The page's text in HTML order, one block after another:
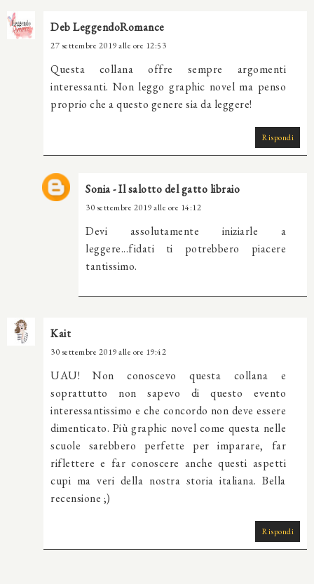
Deb LeggendoRomance
27 settembre 2019 alle ore 12:53
Questa collana offre sempre argomenti
interessanti. Non leggo graphic novel ma penso
proprio che a questo genere sia da leggere!
Rispondi
Sonia - Il salotto del gatto libraio
30 settembre 2019 alle ore 14:12
Devi assolutamente iniziarle a
leggere...fidati ti potrebbero piacere
tantissimo.
Kait
30 settembre 2019 alle ore 19:42
UAU! Non conoscevo questa collana e
soprattutto non sapevo di questo evento
interessantissimo e che concordo non deve essere
dimenticato. Più graphic novel come questa nelle
scuole sarebbero perfette per imparare, far
riflettere e far conoscere anche questi aspetti
cupi ma veri della nostra storia italiana. Bella
recensione ;)
Rispondi